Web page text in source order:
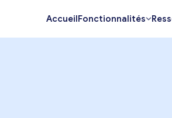
AccueilFonctionnalités